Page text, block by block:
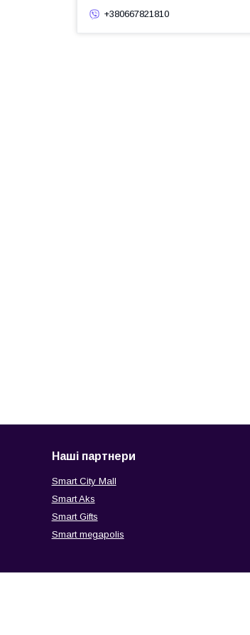
+380667821810
Наші партнери
Smart City Mall
Smart Aks
Smart Gifts
Smart megapolis